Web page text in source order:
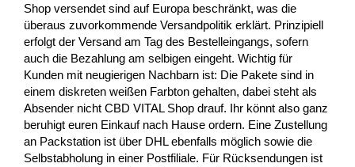
Shop versendet sind auf Europa beschränkt, was die
überaus zuvorkommende Versandpolitik erklärt. Prinzipiell
erfolgt der Versand am Tag des Bestelleingangs, sofern
auch die Bezahlung am selbigen eingeht. Wichtig für
Kunden mit neugierigen Nachbarn ist: Die Pakete sind in
einem diskreten weißen Farbton gehalten, dabei steht als
Absender nicht CBD VITAL Shop drauf. Ihr könnt also ganz
beruhigt euren Einkauf nach Hause ordern. Eine Zustellung
an Packstation ist über DHL ebenfalls möglich sowie die
Selbstabholung in einer Postfiliale. Für Rücksendungen ist